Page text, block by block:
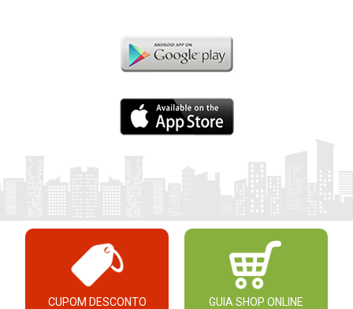
CUPOM DESCONTO GUIA SHOP ONLINE